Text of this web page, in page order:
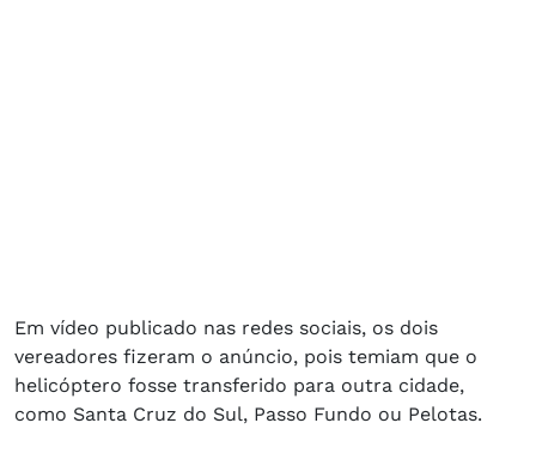
Em vídeo publicado nas redes sociais, os dois
vereadores fizeram o anúncio, pois temiam que o
helicóptero fosse transferido para outra cidade,
como Santa Cruz do Sul, Passo Fundo ou Pelotas.